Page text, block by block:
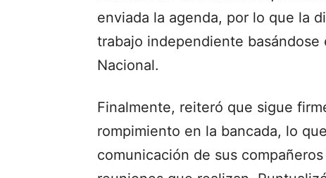
enviada la agenda, por lo que la
trabajo independiente
Nacional.
Finalmente, reiteró que sigue
rompimiento en la bancada, lo
comunicación de sus